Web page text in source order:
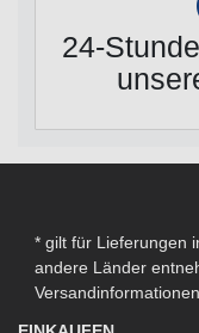
24-
* gilt für Lieferungen
andere Länder
Versandinformationen